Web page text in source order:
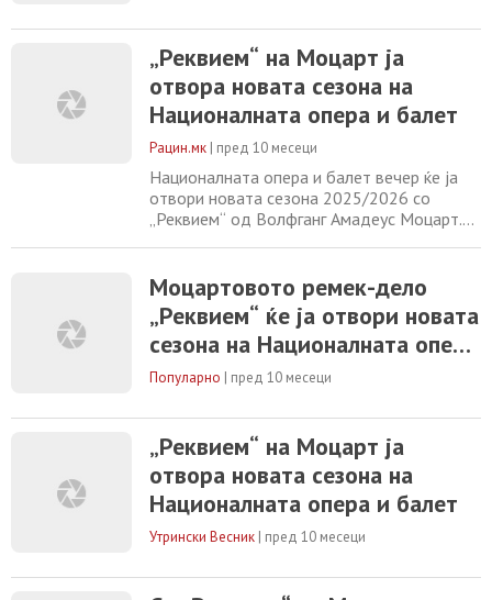
„Реквием“ на Моцарт ја
отвора новата сезона на
Националната опера и балет
Рацин.мк | пред 10 месеци
Националната опера и балет вечер ќе ја
отвори новата сезона 2025/2026 со
„Реквием“ од Волфганг Амадеус Моцарт.
„Реквием“ е последното и недовршено
дело на Моцарт, создадено во
последните месеци од неговиот живот и
обвиено со мистерија и легенди. Делото
Моцартовото ремек-дело
„Реквием“ ќе ја отвори новата
сезона на Националната опера
и балет
Популарно | пред 10 месеци
„Реквием“ на Моцарт ја
отвора новата сезона на
Националната опера и балет
Утрински Весник | пред 10 месеци